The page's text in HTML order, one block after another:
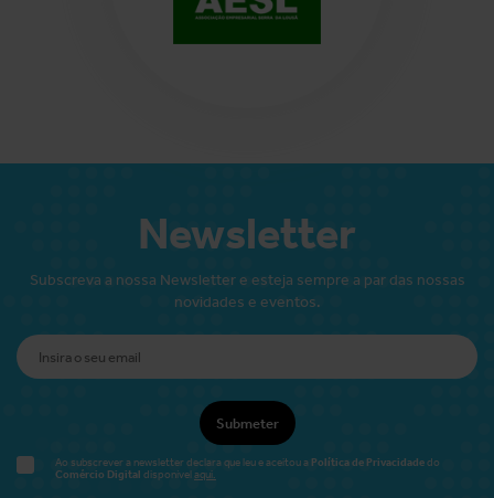
Newsletter
Subscreva a nossa Newsletter e esteja sempre a par das nossas
novidades e eventos.
Submeter
Ao subscrever a newsletter declara que leu e aceitou a Política de Privacidadedo
Comércio Digital disponível aqui.